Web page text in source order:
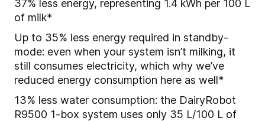
37% less energy, representing 1.4 kWh per 100 L
of milk*
Up to 35% less energy required in standby-
mode: even when your system isn’t milking, it
still consumes electricity, which why we’ve
reduced energy consumption here as well*
13% less water consumption: the DairyRobot
R9500 1-box system uses only 35 L/100 L of